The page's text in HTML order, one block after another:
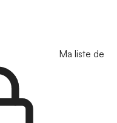
Ma liste de